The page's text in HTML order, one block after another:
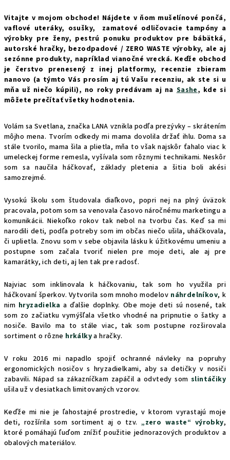
Vitajte v mojom obchode! Nájdete v ňom mušelínové pončá,
vaflové uteráky, osušky, zamatové odličovacie tampóny a
výrobky pre ženy, pestrú ponuku produktov pre bábätká,
autorské hračky, bezodpadové / ZERO WASTE výrobky, ale aj
sezónne produkty, napríklad vianočné vrecká. Keďže obchod
je čerstvo prenesený z inej platformy, recenzie zbieram
nanovo (a týmto Vás prosím aj tú Vašu recenziu, ak ste si u
mňa už niečo kúpili), no roky predávam aj na Sashe, kde si
môžete prečítať všetky hodnotenia.
Volám sa Svetlana, značka LANA vznikla podľa prezývky – skrátením
môjho mena. Tvorím odkedy mi mama dovolila držať ihlu. Doma sa
stále tvorilo, mama šila a plietla, mňa to však najskôr ťahalo viac k
umeleckej forme remesla, vyšívala som rôznymi technikami. Neskôr
som sa naučila háčkovať, základy pletenia a šitia boli akési
samozrejmé.
Vysokú školu som študovala diaľkovo, popri nej na plný úväzok
pracovala, potom som sa venovala časovo náročnému marketingu a
komunikácii. Niekoľko rokov tak nebol na tvorbu čas. Keď sa mi
narodili deti, podľa potreby som im občas niečo ušila, uháčkovala,
či uplietla. Znovu som v sebe objavila lásku k úžitkovému umeniu a
postupne som začala tvoriť nielen pre moje deti, ale aj pre
kamarátky, ich deti, aj len tak pre radosť.
Najviac som inklinovala k háčkovaniu, tak som ho využila pri
háčkovaní šperkov. Vytvorila som mnoho modelov náhrdelníkov, k
nim hryzadielka a ďalšie doplnky. Obe moje deti sú nosené, tak
som zo začiatku vymýšľala všetko vhodné na pripnutie o šatky a
nosiče. Bavilo ma to stále viac, tak som postupne rozširovala
sortiment o rôzne hrkálkya hračky.
V roku 2016 mi napadlo spojiť ochranné návleky na popruhy
ergonomických nosičov s hryzadielkami, aby sa detičky v nosiči
zabavili. Nápad sa zákazníčkam zapáčil a odvtedy som slintáčiky
ušila už v desiatkach limitovaných vzorov.
Keďže mi nie je ľahostajné prostredie, v ktorom vyrastajú moje
deti, rozšírila som sortiment aj o tzv.„zero waste“ výrobky,
ktoré pomáhajú ľuďom znížiť použitie jednorazových produktov a
obalových materiálov.